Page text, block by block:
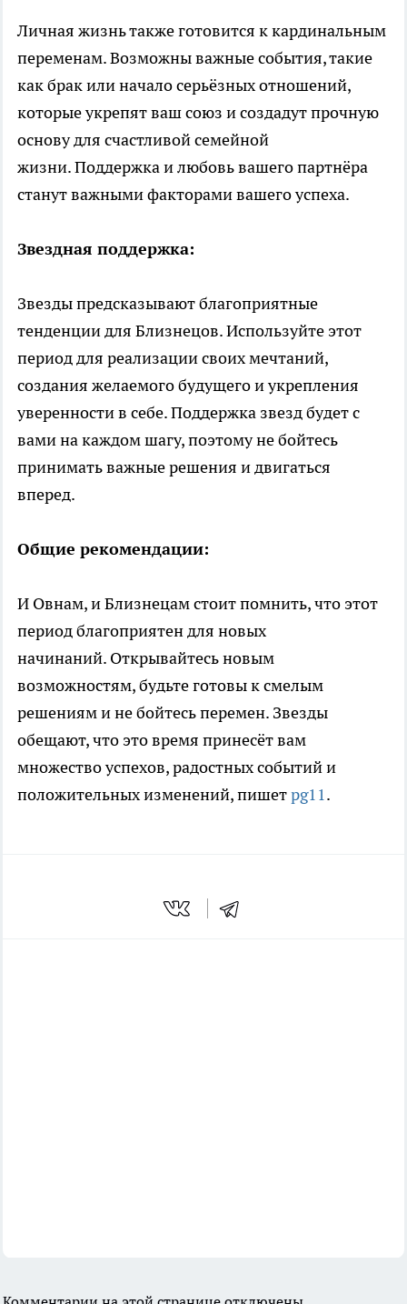
Личная жизнь также готовится к кардинальным
переменам. Возможны важные события, такие
как брак или начало серьёзных отношений,
которые укрепят ваш союз и создадут прочную
основу для счастливой семейной
жизни. Поддержка и любовь вашего партнёра
станут важными факторами вашего успеха.
Звездная поддержка:
Звезды предсказывают благоприятные
тенденции для Близнецов. Используйте этот
период для реализации своих мечтаний,
создания желаемого будущего и укрепления
уверенности в себе. Поддержка звезд будет с
вами на каждом шагу, поэтому не бойтесь
принимать важные решения и двигаться
вперед.
Общие рекомендации:
И Овнам, и Близнецам стоит помнить, что этот
период благоприятен для новых
начинаний. Открывайтесь новым
возможностям, будьте готовы к смелым
решениям и не бойтесь перемен. Звезды
обещают, что это время принесёт вам
множество успехов, радостных событий и
положительных изменений, пишетpg11.